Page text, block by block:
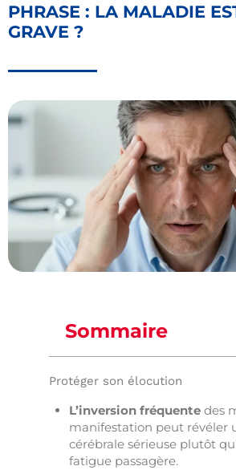
PHRASE : LA MALADIE
GRAVE ?
Sommaire
Protéger son élocution
L’inversion fréquente des
manifestation peut révéler
cérébrale sérieuse plutôt
fatigue passagère.